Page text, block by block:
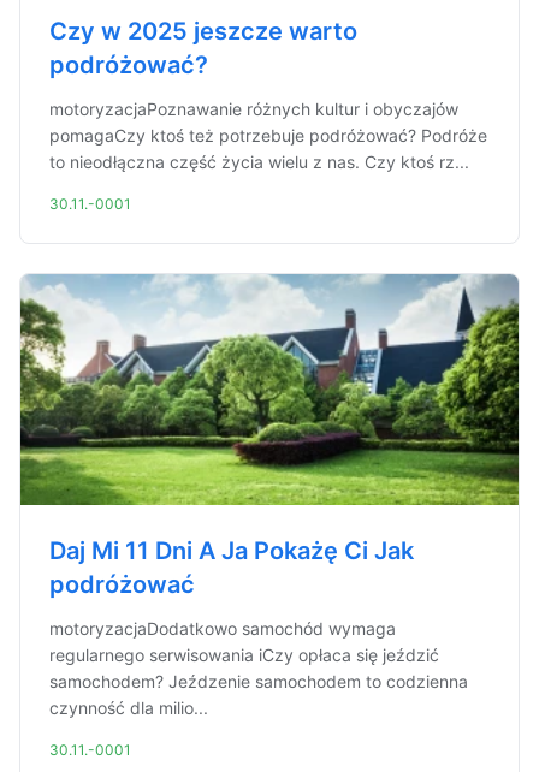
Czy w 2025 jeszcze warto
podróżować?
motoryzacjaPoznawanie różnych kultur i obyczajów
pomagaCzy ktoś też potrzebuje podróżować? Podróże
to nieodłączna część życia wielu z nas. Czy ktoś rz...
30.11.-0001
Daj Mi 11 Dni A Ja Pokażę Ci Jak
podróżować
motoryzacjaDodatkowo samochód wymaga
regularnego serwisowania iCzy opłaca się jeździć
samochodem? Jeźdzenie samochodem to codzienna
czynność dla milio...
30.11.-0001